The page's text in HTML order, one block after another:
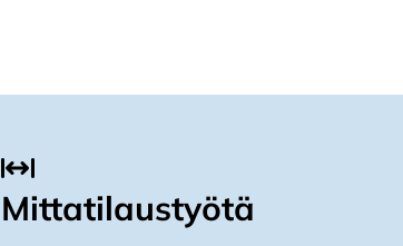
Mittatilaustyötä